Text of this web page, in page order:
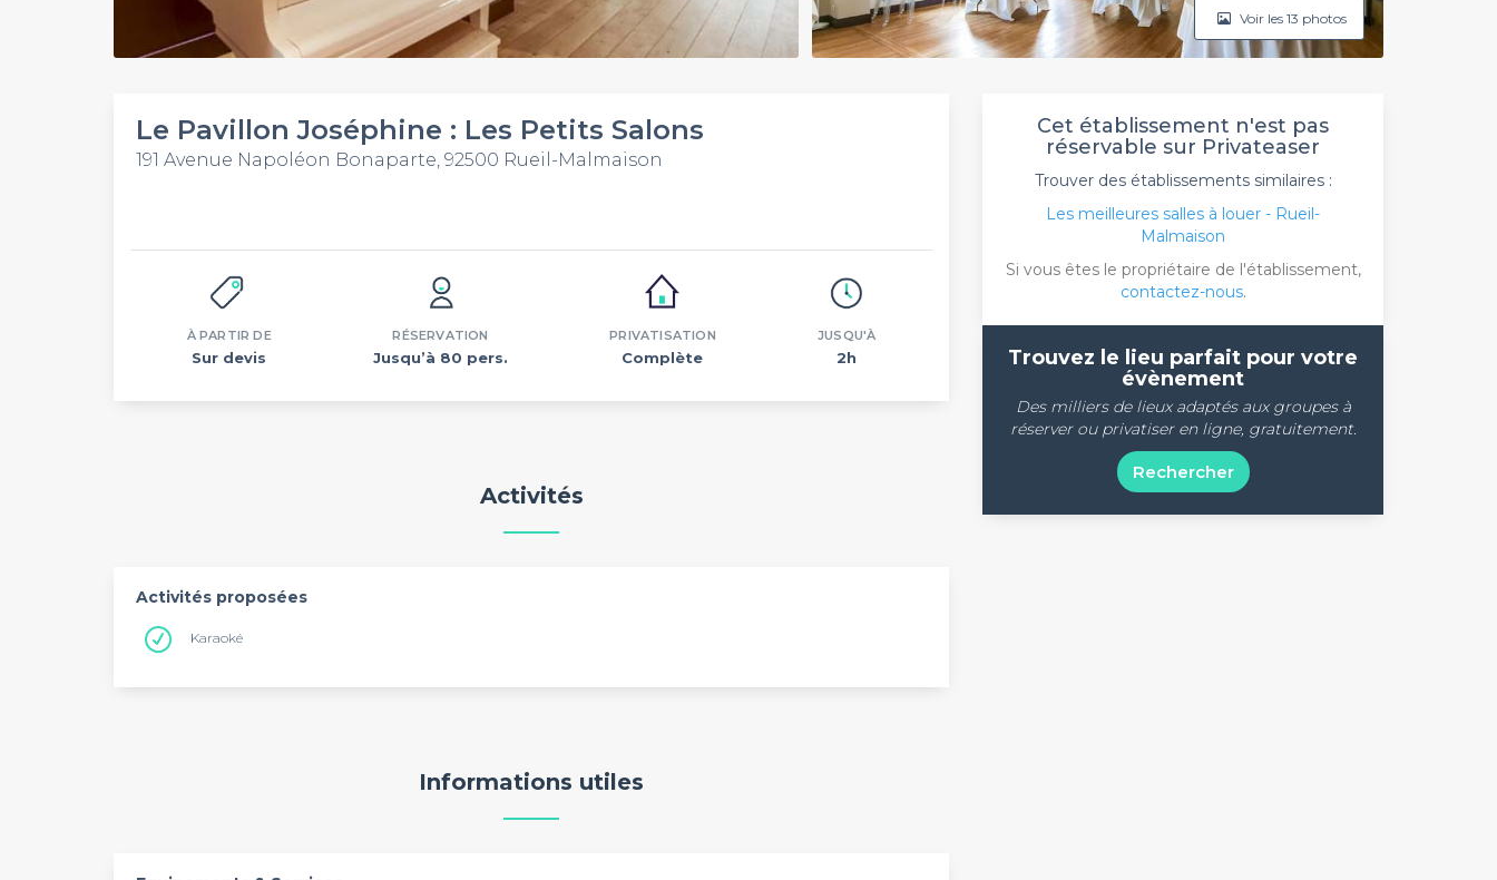
Voir les 13 photos
Le Pavillon Joséphine : Les Petits Salons
191 Avenue Napoléon Bonaparte, 92500 Rueil-Malmaison
À PARTIR DE
Sur devis
RÉSERVATION
Jusqu’à 80 pers.
PRIVATISATION
Complète
JUSQU'À
2h
Activités
Activités proposées
Karaoké
Informations utiles
Cet établissement n'est pas
réservable sur Privateaser
Trouver des établissements similaires :
Les meilleures salles à louer - Rueil-
Malmaison
Si vous êtes le propriétaire de l'établissement,
contactez-nous.
Trouvez le lieu parfait pour votre
évènement
Des milliers de lieux adaptés aux groupes à
réserver ou privatiser en ligne, gratuitement.
Rechercher